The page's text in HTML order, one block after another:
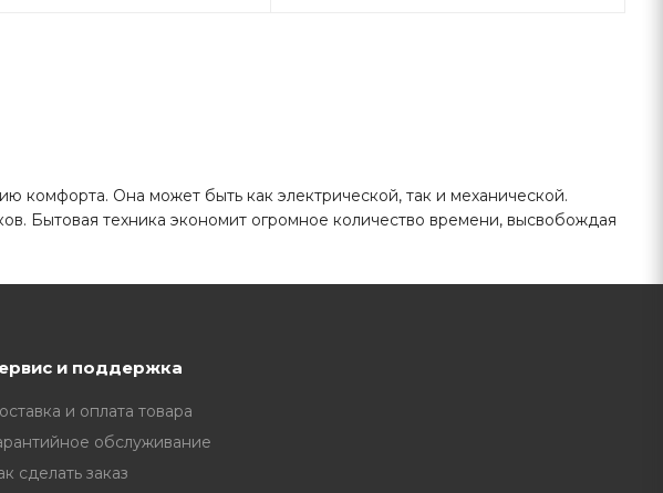
комфорта. Она может быть как электрической, так и механической.
Бытовая техника экономит огромное количество времени, высвобождая
и поддержка
и оплата товара
обслуживание
сделать заказ